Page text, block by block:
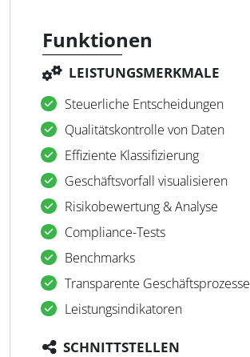
Funktionen
LEISTUNGSMERKMALE
Steuerliche Entscheidungen
Qualitätskontrolle von Daten
Effiziente Klassifizierung
Geschäftsvorfall visualisieren
Risikobewertung & Analyse
Compliance-Tests
Benchmarks
Transparente Geschäftsprozesse
Leistungsindikatoren
SCHNITTSTELLEN